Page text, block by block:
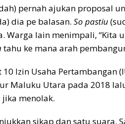
pernah ajukan proposal
dia pe balasan. So pastiu
Warga lain menimpali, “Kita
tahu ke mana arah
Izin Usaha Pertambangan
Maluku Utara pada 2018
menolak.
sikap dan satu suara.